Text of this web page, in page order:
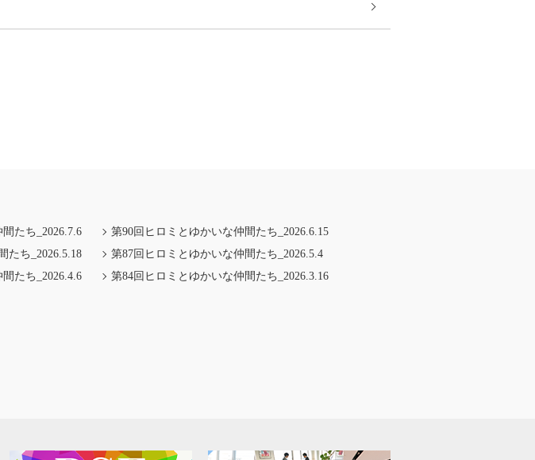
たち_2026.7.6
第90回ヒロミとゆかいな仲間たち_2026.6.15
たち_2026.5.18
第87回ヒロミとゆかいな仲間たち_2026.5.4
たち_2026.4.6
第84回ヒロミとゆかいな仲間たち_2026.3.16